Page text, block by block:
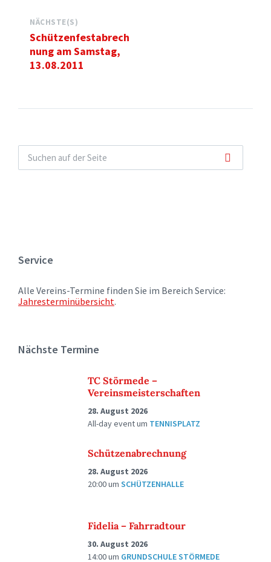
NÄCHSTE(S)
Schützenfestabrech
nung am Samstag,
13.08.2011
Service
Alle Vereins-Termine finden Sie im Bereich Service:
Jahresterminübersicht.
Nächste Termine
TC Störmede –
Vereinsmeisterschaften
28. August 2026
All-day eventum TENNISPLATZ
Schützenabrechnung
28. August 2026
20:00um SCHÜTZENHALLE
Fidelia – Fahrradtour
30. August 2026
14:00um GRUNDSCHULE STÖRMEDE